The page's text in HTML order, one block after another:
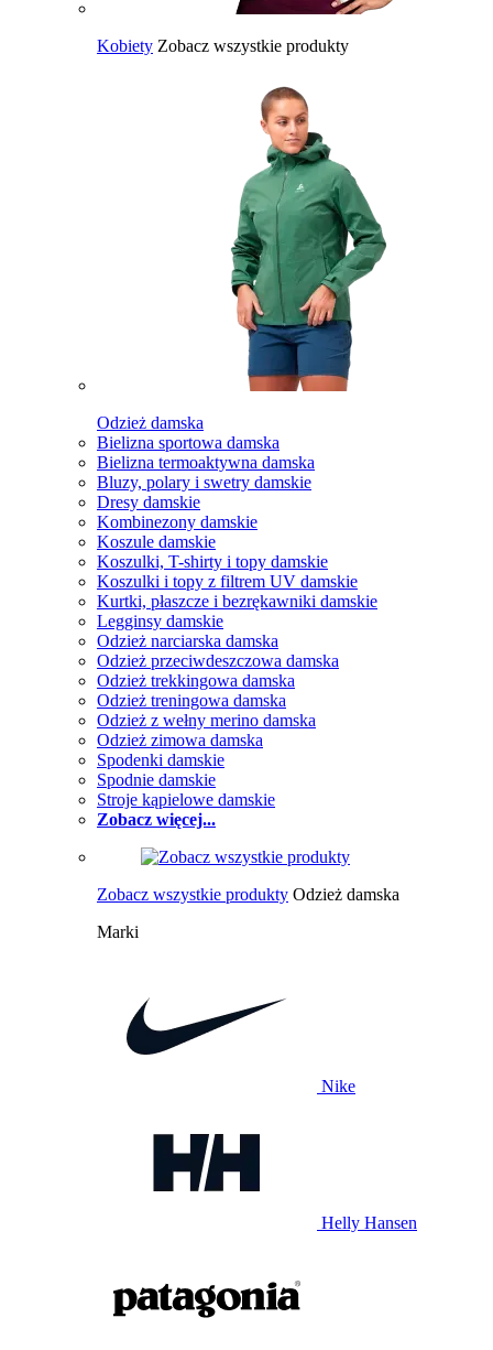
Kobiety Zobacz wszystkie produkty
Odzież damska
Bielizna sportowa damska
Bielizna termoaktywna damska
Bluzy, polary i swetry damskie
Dresy damskie
Kombinezony damskie
Koszule damskie
Koszulki, T-shirty i topy damskie
Koszulki i topy z filtrem UV damskie
Kurtki, płaszcze i bezrękawniki damskie
Legginsy damskie
Odzież narciarska damska
Odzież przeciwdeszczowa damska
Odzież trekkingowa damska
Odzież treningowa damska
Odzież z wełny merino damska
Odzież zimowa damska
Spodenki damskie
Spodnie damskie
Stroje kąpielowe damskie
Zobacz więcej...
Zobacz wszystkie produkty Odzież damska
Marki
Nike
Helly Hansen